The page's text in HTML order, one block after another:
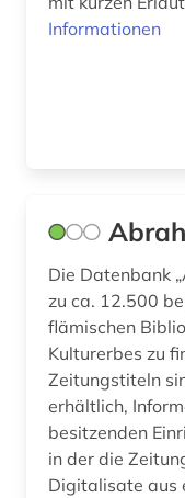
bildung (14)
Informationen
Die Datenbank
zu ca. 12.500
flämischen
Kulturerbes zu
Zeitungstiteln
erhältlich,
besitzenden
in der die
Digitalisate aus